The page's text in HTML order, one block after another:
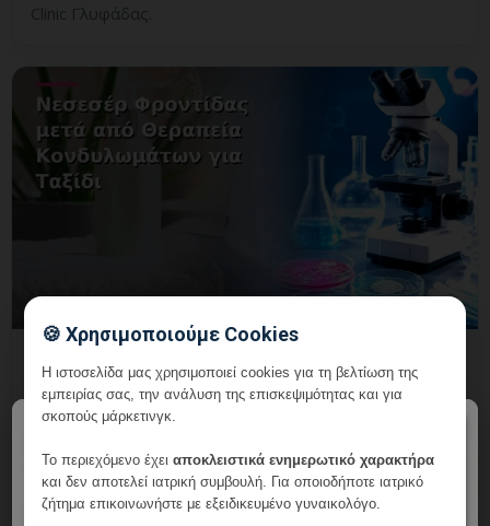
Clinic Γλυφάδας.
Θεραπεία Κονδυλωμάτων για Ταξίδι
6 Αυγούστου, 2026
Νεσεσέρ Φροντίδας μετά από Θεραπεία
Κονδυλωμάτων για Ταξίδι: εξατομικευμένη
γυναικολογική αξιολόγηση, σαφές πλάνο
🍪 Χρησιμοποιούμε Cookies
Η ιστοσελίδα μας χρησιμοποιεί cookies για τη βελτίωση της
εμπειρίας σας, την ανάλυση της επισκεψιμότητας και για
σκοπούς μάρκετινγκ.
Το περιεχόμενο έχειαποκλειστικά ενημερωτικό χαρακτήρα
και δεν αποτελεί ιατρική συμβουλή. Για οποιοδήποτε ιατρικό
ζήτημα επικοινωνήστε με εξειδικευμένο γυναικολόγο.